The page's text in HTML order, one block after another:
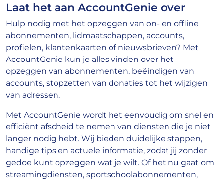
Laat het aan AccountGenie over
Hulp nodig met het opzeggen van on- en offline
abonnementen, lidmaatschappen, accounts,
profielen, klantenkaarten of nieuwsbrieven? Met
AccountGenie kun je alles vinden over het
opzeggen van abonnementen, beëindigen van
accounts, stopzetten van donaties tot het wijzigen
van adressen.
Met AccountGenie wordt het eenvoudig om snel en
efficiënt afscheid te nemen van diensten die je niet
langer nodig hebt. Wij bieden duidelijke stappen,
handige tips en actuele informatie, zodat jij zonder
gedoe kunt opzeggen wat je wilt. Of het nu gaat om
streamingdiensten, sportschoolabonnementen,